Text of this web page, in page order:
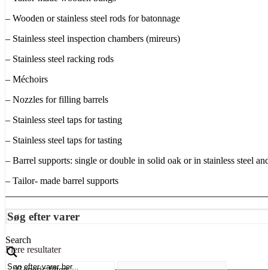
– Wooden or stainless steel rods for batonnage
– Stainless steel inspection chambers (mireurs)
– Stainless steel racking rods
– Méchoirs
– Nozzles for filling barrels
– Stainless steel taps for tasting
– Stainless steel taps for tasting
– Barrel supports: single or double in solid oak or in stainless steel
– Tailor- made barrel supports
Søg efter varer
Search
Flere resultater